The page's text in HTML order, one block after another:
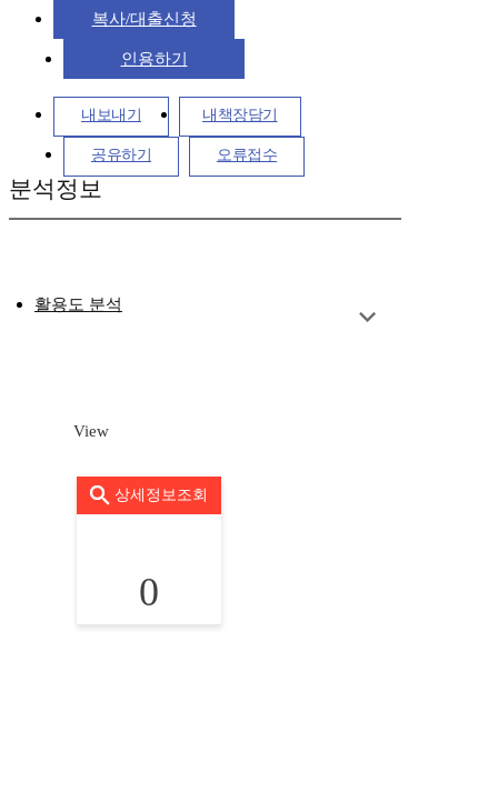
복사/대출신청
인용하기
내보내기 내책장담기
공유하기 오류접수
분석정보
활용도 분석
View
상세정보조회
0